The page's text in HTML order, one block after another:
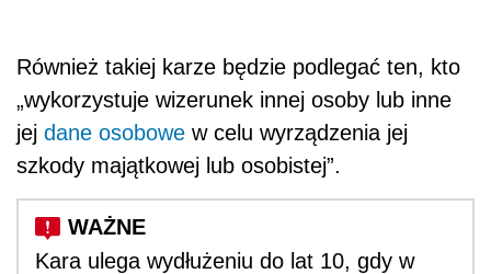
Również takiej karze będzie podlegać ten, kto
„wykorzystuje wizerunek innej osoby lub inne
jej dane osobowe w celu wyrządzenia jej
szkody majątkowej lub osobistej”.
Kara ulega wydłużeniu do lat 10, gdy w